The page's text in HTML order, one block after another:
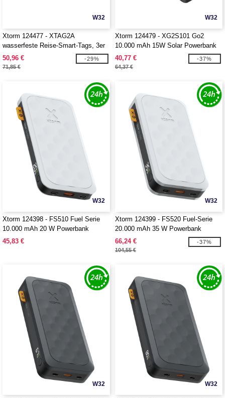
W32
Xtorm 124477 - XTAG2A
wasserfeste Reise-Smart-Tags, 3er
Set
50,96 €
71,85 €
-29%
W32
Xtorm 124479 - XG2S101 Go2
10.000 mAh 15W Solar Powerbank
mit Lampe
40,77 €
64,37 €
-37%
W32
Xtorm 124398 - FS510 Fuel Serie
10.000 mAh 20 W Powerbank
45,83 €
W32
Xtorm 124399 - FS520 Fuel-Serie
20.000 mAh 35 W Powerbank
66,24 €
104,55 €
-37%
W32 W32